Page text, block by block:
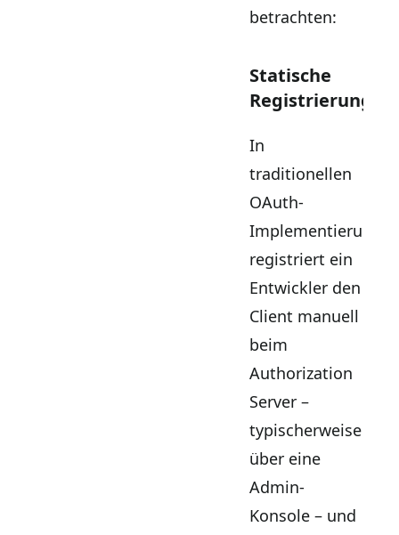
betrachten:
Statische
Registrierung
In
traditionellen
OAuth-
registriert ein
Entwickler den
Client manuell
beim
Authorization
Server –
typischerweise
über eine
Admin-
Konsole – und